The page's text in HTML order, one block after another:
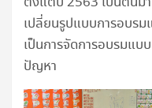
เปลี่ยนรูปแบบการอบรม
เป็นการจัดการอบรมแบ
ปัญหา